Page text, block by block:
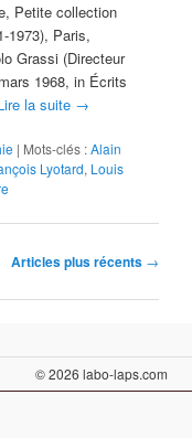
Petite collection
1973), Paris,
Grassi (Directeur
1968, in Écrits
la suite →
| Mots-clés :Alain
Lyotard, Louis
Articles plus récents →
© 2026 labo-laps.com